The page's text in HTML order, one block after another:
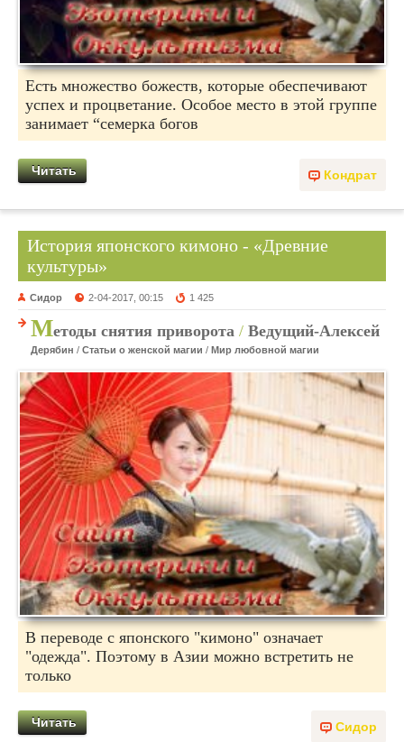
Есть множество божеств, которые обеспечивают
успех и процветание. Особое место в этой группе
занимает “семерка богов
Кондрат
Читать
История японского кимоно - «Древние
культуры»
Сидор 2-04-2017, 00:15 1 425
Методы снятия приворота / Ведущий-Алексей
Дерябин / Статьи о женской магии / Мир любовной магии
В переводе с японского "кимоно" означает
"одежда". Поэтому в Азии можно встретить не
только
Сидор
Читать